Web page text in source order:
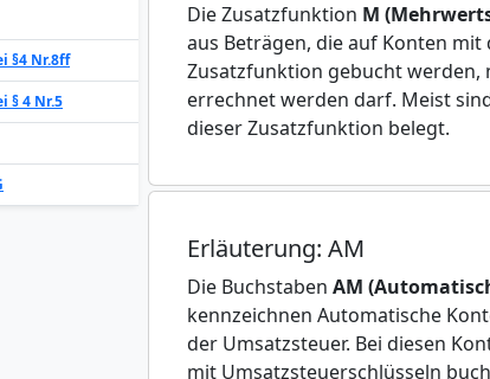
§4 Nr.8ff
§ 4 Nr.5
Die Zusatzfunktion M
aus Beträgen, die auf Konten mit
Zusatzfunktion gebucht werden,
errechnet werden darf. Meist
dieser Zusatzfunktion belegt.
Erläuterung: AM
Die Buchstaben AM
kennzeichnen Automatische
der Umsatzsteuer. Bei diesen
mit Umsatzsteuerschlüsseln